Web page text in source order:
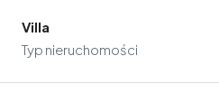
Villa
Typ nieruchomości